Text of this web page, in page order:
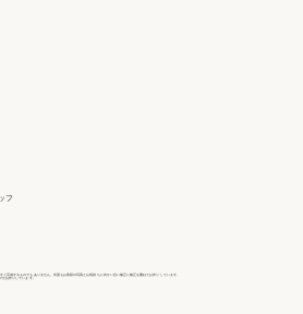
フ
ぐ完成するものでも ありません。何度もお客様の写真とお気持 ちに向かい合い修正に修正を重ねてお作り しています。
がお作りしていま す。